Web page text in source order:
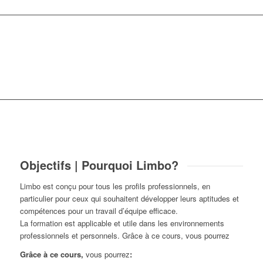
Objectifs | Pourquoi Limbo?
Limbo est conçu pour tous les profils professionnels, en
particulier pour ceux qui souhaitent développer leurs aptitudes et
compétences pour un travail d’équipe efficace.
La formation est applicable et utile dans les environnements
professionnels et personnels. Grâce à ce cours, vous pourrez
Grâce à ce cours, vous pourrez: